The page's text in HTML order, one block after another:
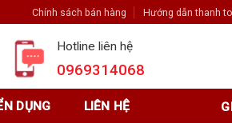
Chính sách bán hàng Hướng dẫn thanh
Hotline liên hệ
0969314068
DỤNG LIÊN HỆ